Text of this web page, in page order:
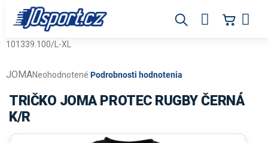
obsah
101339.100/L-XL
Priemerné
produktu
je
Neohodnotené Podrobnosti hodnotenia
JOMA
TRIČKO JOMA PROTEC RUGBY ČERNÁ
K/R